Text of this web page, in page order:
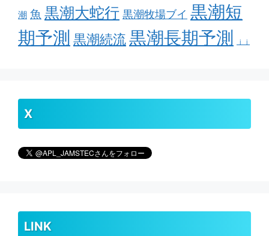
潮 魚 黒潮大蛇行 黒潮牧場ブイ 黒潮短
期予測 黒潮続流黒潮長期予測 ｊｊ
X
LINK